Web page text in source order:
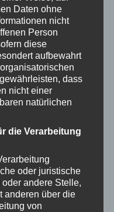
einem
werden.
Cookies,
durch
Browser
verwenden
eine sogenannte
eindeutige
aus einer
und Server
Daten ohne
nicht
Person
diese
aufbewahrt
dass
nicht einer
natürlichen
die Verarbeitung
oder juristische
andere Stelle,
anderen über die
von